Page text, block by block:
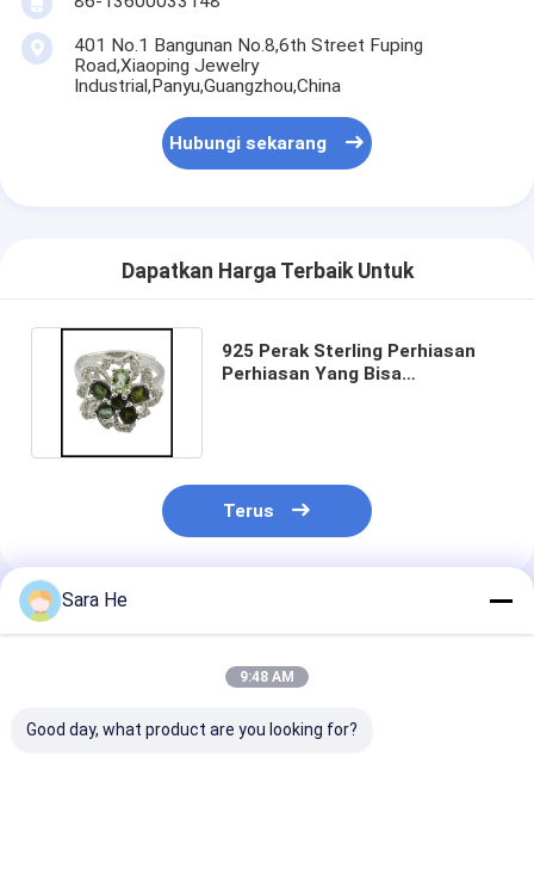
401 No.1 Bangunan No.8,6th Street Fuping
Road,Xiaoping Jewelry
Industrial,Panyu,Guangzhou,China
Hubungi sekarang
Dapatkan Harga Terbaik Untuk
925 Perak Sterling Perhiasan
Perhiasan Yang Bisa
Terus
Rekomendasi Produk
Sara He
9:48 AM
Good day, what product are you looking for?